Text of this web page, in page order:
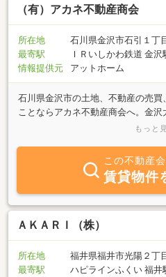
差点からすぐそばにありますので、
（有）アカネ不動産商会
所在地
石川県金沢市石引１丁
最寄駅
ＩＲいしかわ鉄道 金沢
情報提供元
アットホーム
石川県金沢市の土地、不動産の売
ことならアカネ不動産商会へ。金
沢学院大学、金沢大学病院方面・
ョンやアパート物件も多数ご用意
ッフが、安心で納得の物件をご案
は、未公開物件が多数あります。
ってます。ホームページの中のFマ
情報が色々載っています。
もっと
この不動産
賃貸物件
ＡＫＡＲＩ（株）
所在地
福井県福井市光陽２丁
最寄駅
ハピラインふくい 福井